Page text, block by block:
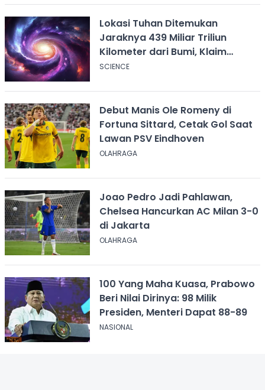
Lokasi Tuhan Ditemukan
Jaraknya 439 Miliar Triliun
Kilometer dari Bumi, Klaim
Ilmuwan Harvard
SCIENCE
Debut Manis Ole Romeny di
Fortuna Sittard, Cetak Gol Saat
Lawan PSV Eindhoven
OLAHRAGA
Joao Pedro Jadi Pahlawan,
Chelsea Hancurkan AC Milan 3-0
di Jakarta
OLAHRAGA
100 Yang Maha Kuasa, Prabowo
Beri Nilai Dirinya: 98 Milik
Presiden, Menteri Dapat 88-89
NASIONAL